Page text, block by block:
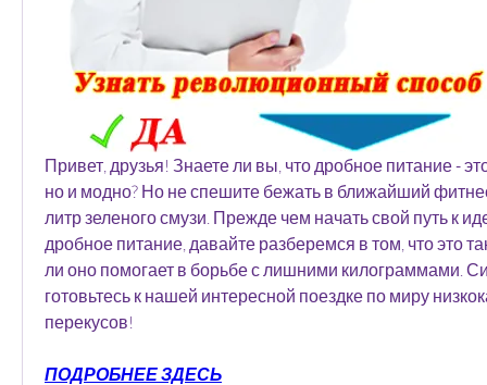
Привет, друзья! Знаете ли вы, что дробное питание -
но и модно? Но не спешите бежать в ближайший
литр зеленого смузи. Прежде чем начать свой путь к
дробное питание, давайте разберемся в том, что это
ли оно помогает в борьбе с лишними килограммами.
готовьтесь к нашей интересной поездке по миру
перекусов!
ПОДРОБНЕЕ ЗДЕСЬ